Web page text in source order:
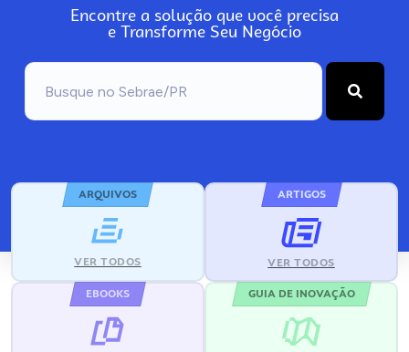
Encontre a solução que você precisa
e Transforme Seu Negócio
ARQUIVOS
VER TODOS
ARTIGOS
VER TODOS
EBOOKS GUIA DE INOVAÇÃO